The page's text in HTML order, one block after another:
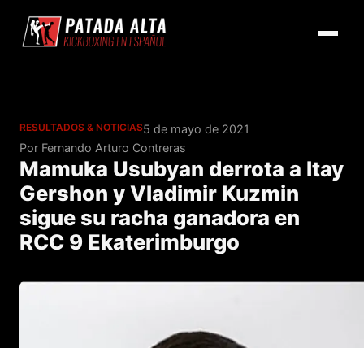
RESULTADOS & NOTICIAS5 de mayo de 2021
Por Fernando Arturo Contreras
Mamuka Usubyan derrota a Itay
Gershon y Vladimir Kuzmin
sigue su racha ganadora en
RCC 9 Ekaterimburgo